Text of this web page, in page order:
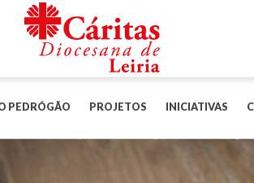
PEDRÓGÃO PROJETOS INICIATIVAS